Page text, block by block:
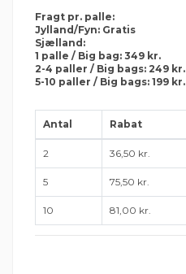
Fragt pr. palle:
Jylland/Fyn: Gratis
Sjælland:
1 palle / Big bag: 349 kr.
2-4 paller / Big bags: 249 kr.
5-10 paller / Big bags: 199 kr.
Antal Rabat
2 36,50 kr.
5 75,50 kr.
10 81,00 kr.